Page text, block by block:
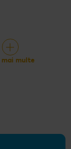
mai multe